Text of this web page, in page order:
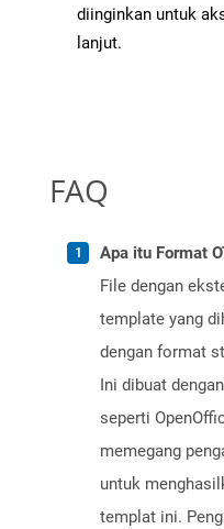
diinginkan untuk
lanjut.
FAQ
Apa itu Format
File dengan
template yang
dengan format
Ini dibuat
seperti
memegang
untuk
templat ini.